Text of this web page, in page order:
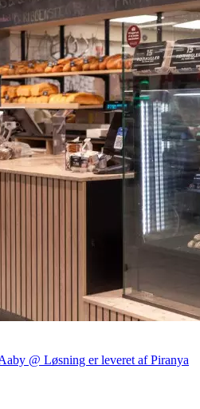
@ Løsning er leveret af Piranya